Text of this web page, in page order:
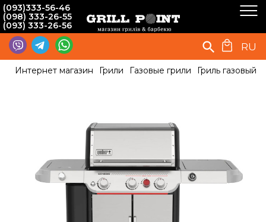
(093)333-56-46
(098) 333-26-55
(093) 333-26-56
RU
Интернет магазин Грили Газовые грили Гриль газовый